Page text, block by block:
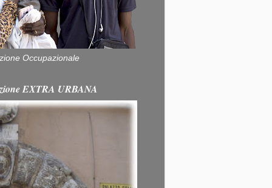
Occupazionale
EXTRA URBANA